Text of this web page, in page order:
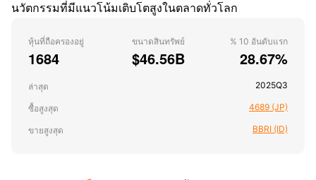
นวัตกรรมที่มีแนวโน้มเติบโตสูงในตลาดทั่วโลก
หุ้นที่ถือครองอยู่ ขนาดสินทรัพย์ % 10 อันดับแรก
1684 $46.56B 28.67%
ล่าสุด 2025Q3
ซื้อสูงสุด 4689 (JP)
ขายสูงสุด BBRI (ID)